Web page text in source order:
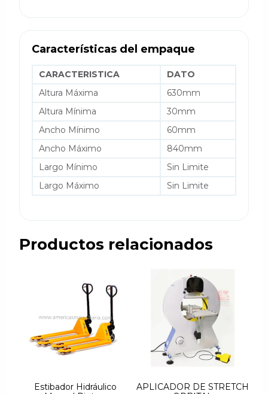
Características del empaque
CARACTERISTICA
DATO
Altura Máxima
630mm
Altura Mínima
30mm
Ancho Mínimo
60mm
Ancho Máximo
840mm
Largo Mínimo
Sin Limite
Largo Máximo
Sin Limite
Productos relacionados
Estibador Hidráulico
APLICADOR DE STRETCH